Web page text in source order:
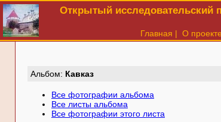
Открытый исследовательский
Главная | О проекте
Aльбом: Кавказ
Все фотографии альбома
Все листы альбома
Все фотографии этого листа